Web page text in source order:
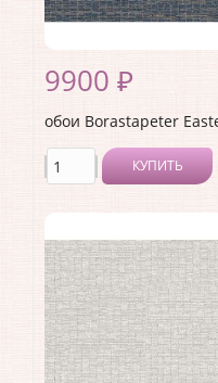
9900 ₽
обои Borastapeter
КУПИТЬ
Производитель:
Коллекция: Eastern
Длина рулона:10.05
Ширина рулона:0.53
Материал покрытия:Без
Страна: Швеция
Материал основы:
Раппорт:<>